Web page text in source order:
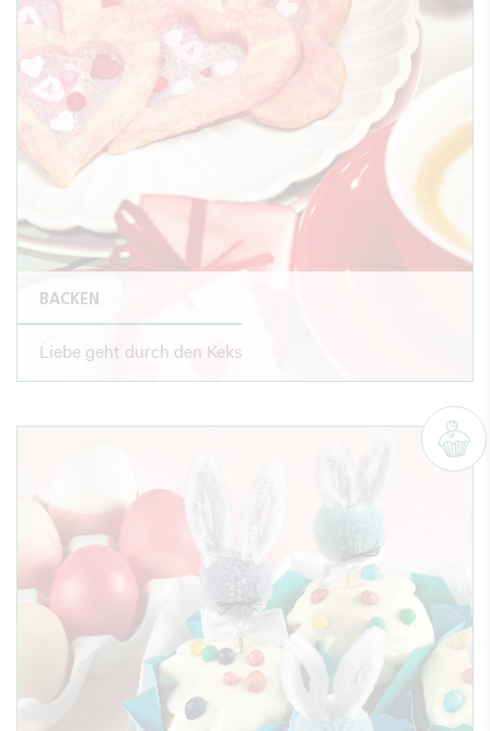
BACKEN
Liebe geht durch den Keks